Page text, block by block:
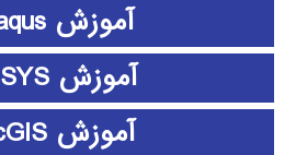
آموزش abaqus
آموزش ANSYS
آموزش ArcGIS